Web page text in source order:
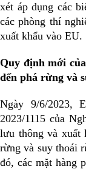
xét áp dụng các
các phòng thí
xuất khẩu vào EU.
Quy định mới
đến phá rừng và
Ngày 9/6/2023,
2023/1115 của
lưu thông và xuất
rừng và suy thoái
đó, các mặt hàng